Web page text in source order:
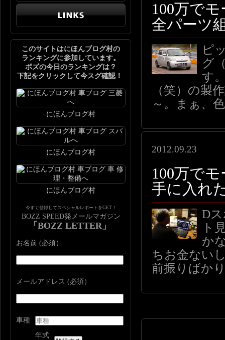
100万で
全パーツ
ピ
グ
す
（笑）の製
～。まぁ、
2012.09.23
100万で
手に入れ
D
ト
か
ちお金ない
前振りばか
このサイトはにほんブログ村の
ランキングに参加しています。
ボズの今日のランキングは？
下記をクリックして今スグ確認！
にほんブログ村
にほんブログ村
にほんブログ村
今すぐ登録してスペシャルレポートをGET！
BOZZ SPEED発メールマガジン
「BOZZ LETTER」
お名前 (必須）
メールアドレス (必須）
車種
年式